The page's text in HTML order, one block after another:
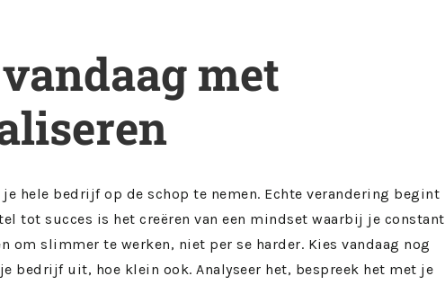
met
hele bedrijf op de schop te nemen. Echte verandering begint
tot succes is het creëren van een mindset waarbij je constant
om slimmer te werken, niet per se harder. Kies vandaag nog
bedrijf uit, hoe klein ook. Analyseer het, bespreek het met je